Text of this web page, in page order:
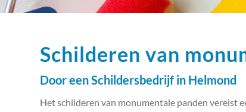
Schilderen van
Door een Schildersbedrijf in Helmond
Het schilderen van monumentale panden vereist